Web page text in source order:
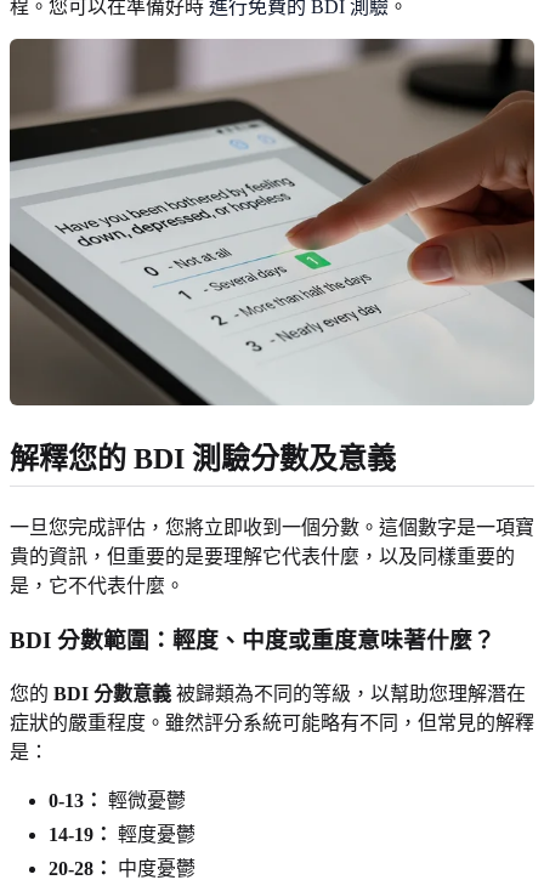
程。您可以在準備好時 進行免費的 BDI 測驗 。
解釋您的 BDI 測驗分數及意義
一旦您完成評估，您將立即收到一個分數。這個數字是一項寶
貴的資訊，但重要的是要理解它代表什麼，以及同樣重要的
是，它不代表什麼。
BDI 分數範圍：輕度、中度或重度意味著什麼？
您的 BDI 分數意義 被歸類為不同的等級，以幫助您理解潛在
症狀的嚴重程度。雖然評分系統可能略有不同，但常見的解釋
是：
0-13： 輕微憂鬱
14-19： 輕度憂鬱
20-28：
中度憂鬱